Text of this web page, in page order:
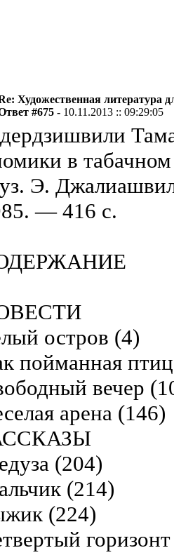
Художественная литература
#675 - 10.11.2013 :: 09:29:05
в
Э.
— 416 с.
остров (4)
пойманная
вечер
арена (146)
(204)
(214)
(224)